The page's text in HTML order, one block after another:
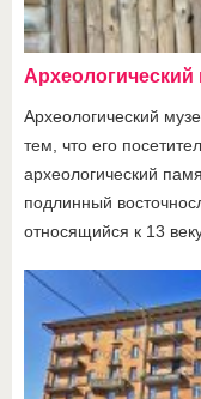
Археологический
Археологический
тем, что его
археологический
подлинный
относящийся к 13